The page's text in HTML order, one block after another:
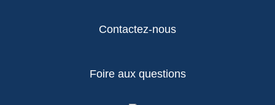
Contactez-nous
Foire aux questions